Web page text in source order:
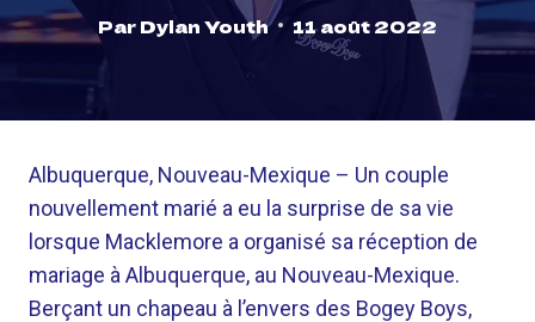
ParDylan Youth 11 août 2022
Albuquerque, Nouveau-Mexique – Un couple
nouvellement marié a eu la surprise de sa vie
lorsque Macklemore a organisé sa réception de
mariage à Albuquerque, au Nouveau-Mexique.
Berçant un chapeau à l’envers des Bogey Boys,